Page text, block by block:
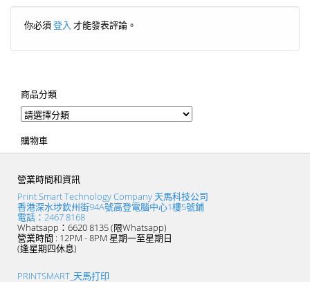
你必須登入 才能發表評論。
商品分類
購物車
營業時間和資訊
Print Smart Technology Company 天馬科技公司
香港深水埗欽州街94A號高登電腦中心1樓5號鋪
電話：2467 8168
Whatsapp：6620 8135 (限Whatsapp)
營業時間 : 12PM - 8PM 星期一至星期日
(逢星期四休息)
PRINTSMART_天馬打印